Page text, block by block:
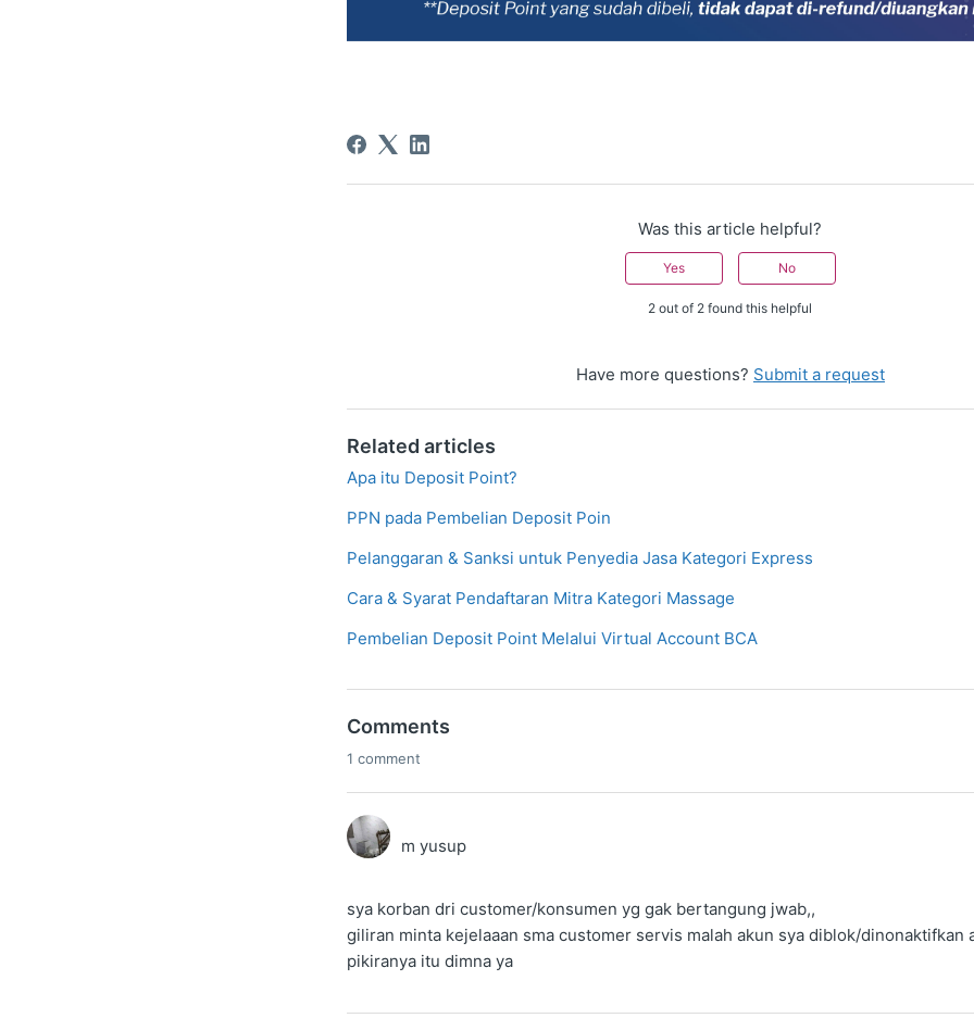
Was this article helpful?
Yes No
2 out of 2 found this helpful
Have more questions? Submit a request
Related articles
Apa itu Deposit Point?
PPN pada Pembelian Deposit Poin
Pelanggaran & Sanksi untuk Penyedia Jasa Kategori Express
Cara & Syarat Pendaftaran Mitra Kategori Massage
Pembelian Deposit Point Melalui Virtual Account BCA
Comments
1 comment
m yusup
sya korban dri customer/konsumen yg gak bertangung jwab,,
giliran minta kejelaaan sma customer servis malah akun sya diblok/dinonaktifkan
pikiranya itu dimna ya